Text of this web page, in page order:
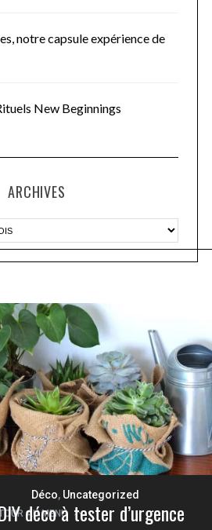
notre capsule expérience de
New Beginnings
ARCHIVES
Déco, Uncategorized
déco à tester d’urgence
INSTAGRAM @LASEINOGRAPHE
LA SEINOGRAPHE © 2017
AU MENU